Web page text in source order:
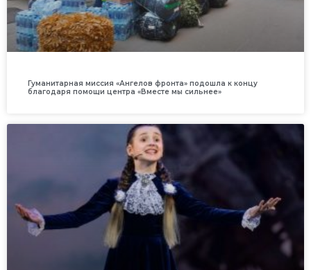
Гуманитарная миссия «Ангелов фронта» подошла к концу
благодаря помощи центра «Вместе мы сильнее»